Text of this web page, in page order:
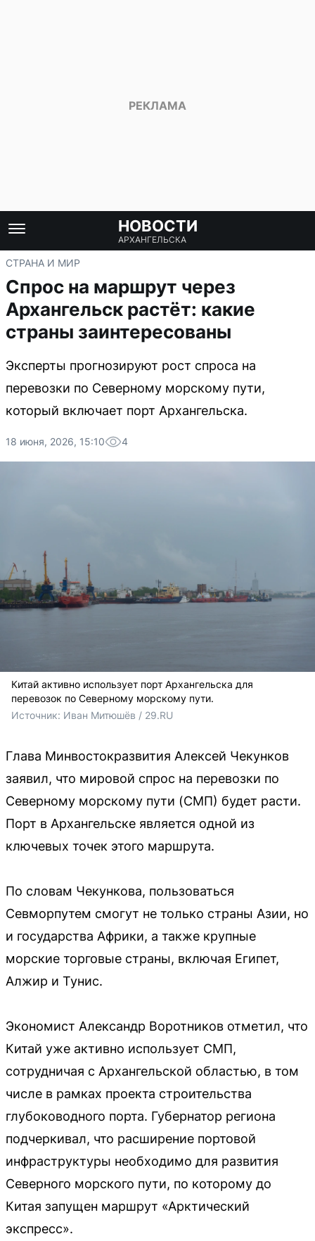
НОВОСТИ
АРХАНГЕЛЬСКА
СТРАНА И МИР
Спрос на маршрут через
Архангельск растёт: какие
страны заинтересованы
Эксперты прогнозируют рост спроса на
перевозки по Северному морскому пути,
который включает порт Архангельска.
18 июня, 2026, 15:10 4
Китай активно использует порт Архангельска для
перевозок по Северному морскому пути.
Источник: Иван Митюшёв / 29.RU
Глава Минвостокразвития Алексей Чекунков
заявил, что мировой спрос на перевозки по
Северному морскому пути (СМП) будет расти.
Порт в Архангельске является одной из
ключевых точек этого маршрута.
По словам Чекункова, пользоваться
Севморпутем смогут не только страны Азии, но
и государства Африки, а также крупные
морские торговые страны, включая Египет,
Алжир и Тунис.
Экономист Александр Воротников отметил, что
Китай уже активно использует СМП,
сотрудничая с Архангельской областью, в том
числе в рамках проекта строительства
глубоководного порта. Губернатор региона
подчеркивал, что расширение портовой
инфраструктуры необходимо для развития
Северного морского пути, по которому до
Китая запущен маршрут «Арктический
экспресс».